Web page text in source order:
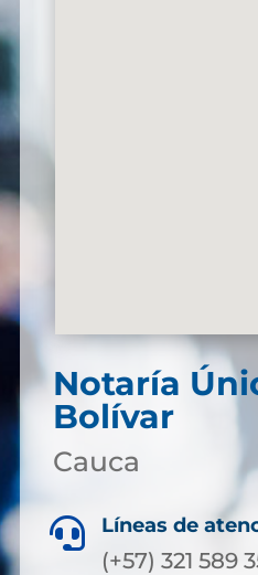
Notaría
Bolívar
Cauca
 Líneas de
(+57) 321 589